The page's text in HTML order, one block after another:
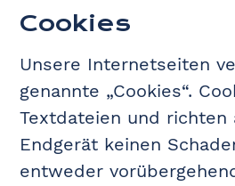
Cookies
Unsere Internetseiten
genannte „Cookies“.
Textdateien und richten
Endgerät keinen
entweder